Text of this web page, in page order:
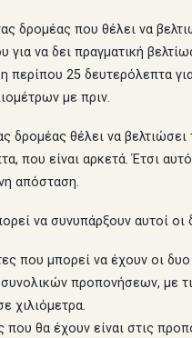
δρομέας που θέλει να
για να δει πραγματική
περίπου 25 δευτερόλεπτα
με πριν.
δρομέας θέλει να βελτιώσει
που είναι αρκετά. Έτσι
απόσταση.
να συνυπάρξουν αυτοί
που μπορεί να έχουν οι
προπονήσεων, με
χιλιόμετρα.
που θα έχουν είναι στις